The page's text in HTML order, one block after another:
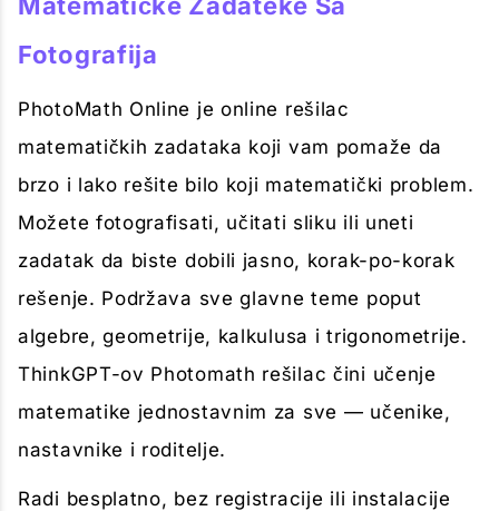
Fotografija
PhotoMath Online je online rešilac
matematičkih zadataka koji vam pomaže da
brzo i lako rešite bilo koji matematički problem.
Možete fotografisati, učitati sliku ili uneti
zadatak da biste dobili jasno, korak-po-korak
rešenje. Podržava sve glavne teme poput
algebre, geometrije, kalkulusa i trigonometrije.
ThinkGPT-ov Photomath rešilac čini učenje
matematike jednostavnim za sve — učenike,
nastavnike i roditelje.
Radi besplatno, bez registracije ili instalacije